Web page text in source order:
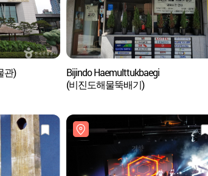
관)
Bijindo Haemulttukbaegi
(비진도해물뚝배기)